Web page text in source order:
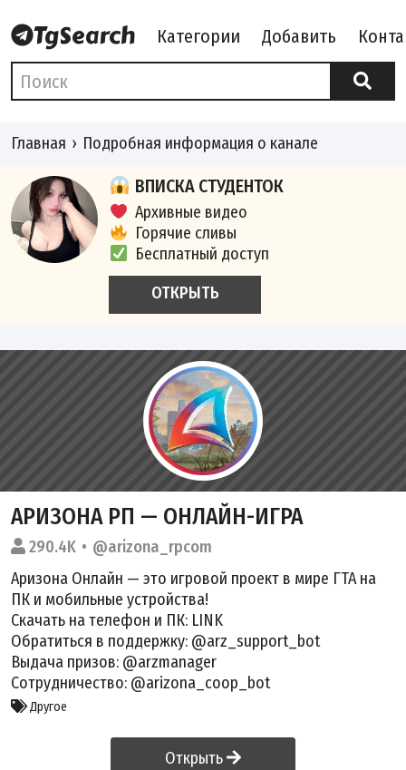
Категории Добавить
Главная Подробная информация о канале
ВПИСКА СТУДЕНТОК
Архивные видео
Горячие сливы
Бесплатный доступ
ОТКРЫТЬ
АРИЗОНА РП — ОНЛАЙН-ИГРА
290.4K
@arizona_rpcom
Аризона Онлайн — это игровой проект в мире ГТА на
ПК и мобильные устройства!
Скачать на телефон и ПК: LINK
Обратиться в поддержку: @arz_support_bot
Выдача призов: @arzmanager
Сотрудничество: @arizona_coop_bot
Другое
Открыть